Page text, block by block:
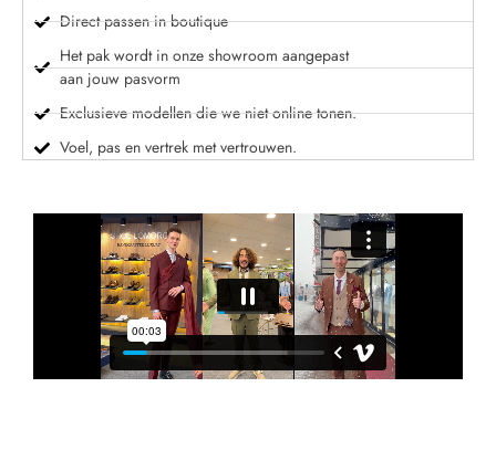
Direct passen in boutique
Het pak wordt in onze showroom aangepast
aan jouw pasvorm
Exclusieve modellen die we niet online tonen.
Voel, pas en vertrek met vertrouwen.